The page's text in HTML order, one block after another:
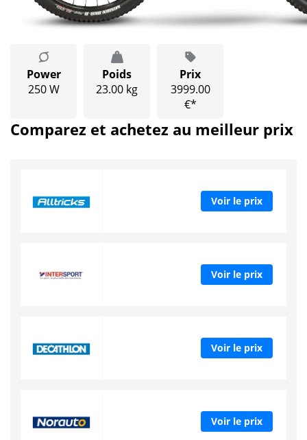
Power
250 W
Poids
23.00 kg
Prix
3999.00
€*
Comparez et achetez au meilleur prix
Voir le prix
Voir le prix
Voir le prix
Voir le prix